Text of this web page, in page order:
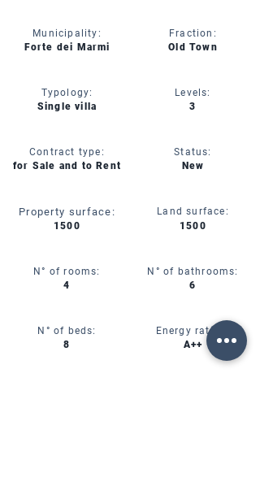
Municipality:
Forte dei Marmi
Typology:
Single villa
Contract type:
for Sale and to Rent
Property surface:
1500
N° of rooms:
4
N° of beds:
8
Fraction:
Old Town
Levels:
3
Status:
New
Land surface:
1500
N° of bathrooms:
6
Energy rating:
A++